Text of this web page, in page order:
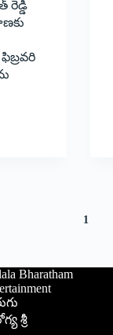
రెడ్డి
1
Bharatham
శ్రీ